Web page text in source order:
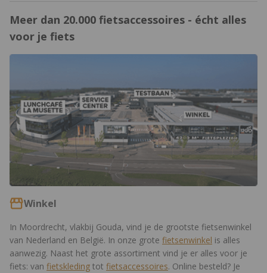
Meer dan 20.000 fietsaccessoires - écht alles
voor je fiets
https://www.12gobiking.nl/winkel
Winkel
In Moordrecht, vlakbij Gouda, vind je de grootste fietsenwinkel
van Nederland en België. In onze grote fietsenwinkel is alles
aanwezig. Naast het grote assortiment vind je er alles voor je
fiets: van fietskleding tot fietsaccessoires. Online besteld? Je